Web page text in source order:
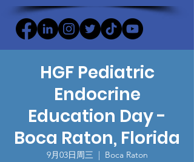
HGF Pediatric
Endocrine
Education Day -
Boca Raton, Florida
9月03日周三
  |
Boca Raton